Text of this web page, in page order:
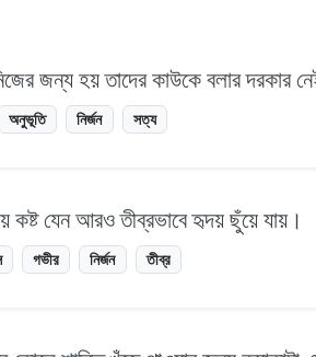
জন্য হয় তাদের কাউকে বলার দরকার
অনুভূতি নির্জন সত্য
কষ্ট যেন আরও তীব্রভাবে হৃদয় ছুঁয়ে যায়।
গভীর নির্জন তীব্র